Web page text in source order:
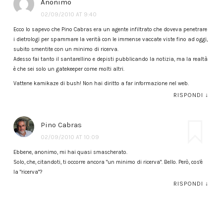
Anonimo
02/09/2010 AT 9:40
Ecco lo sapevo che Pino Cabras era un agente infiltrato che doveva penetrare
i dietrologi per spammare la verità con le immense vaccate viste fino ad oggi,
subito smentite con un minimo di ricerva.
Adesso fai tanto il santarellino e depisti pubblicando la notizia, ma la realtà
è che sei solo un gatekeeper come molti altri.
Vattene kamikaze di bush! Non hai diritto a far informazione nel web.
RISPONDI ↓
Pino Cabras
02/09/2010 AT 10:09
Ebbene, anonimo, mi hai quasi smascherato.
Solo, che, citandoti, ti occorre ancora "un minimo di ricerva". Bello. Però, cos'è
la "ricerva"?
RISPONDI ↓